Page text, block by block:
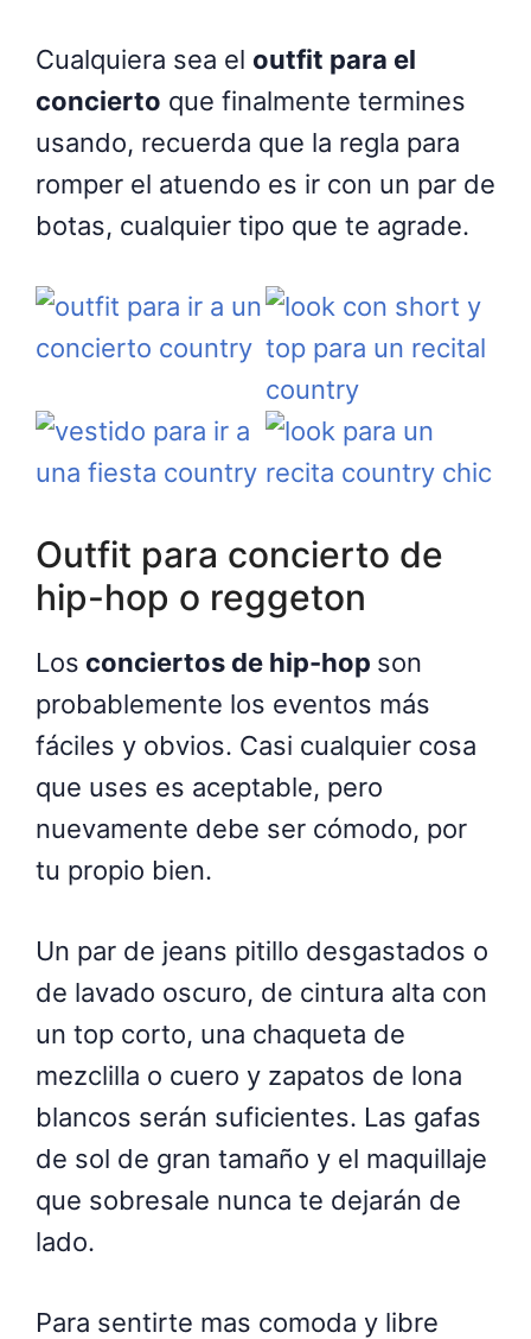
Cualquiera sea el outfit para el
concierto que finalmente termines
usando, recuerda que la regla para
romper el atuendo es ir con un par de
botas, cualquier tipo que te agrade.
Outfit para concierto de
hip-hop o reggeton
Los conciertos de hip-hop son
probablemente los eventos más
fáciles y obvios. Casi cualquier cosa
que uses es aceptable, pero
nuevamente debe ser cómodo, por
tu propio bien.
Un par de jeans pitillo desgastados o
de lavado oscuro, de cintura alta con
un top corto, una chaqueta de
mezclilla o cuero y zapatos de lona
blancos serán suficientes. Las gafas
de sol de gran tamaño y el maquillaje
que sobresale nunca te dejarán de
lado.
Para sentirte mas comoda y libre